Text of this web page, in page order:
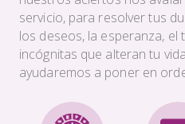
servicio, para resolver tus
los deseos, la esperanza, el
incógnitas que alteran tu
ayudaremos a poner en